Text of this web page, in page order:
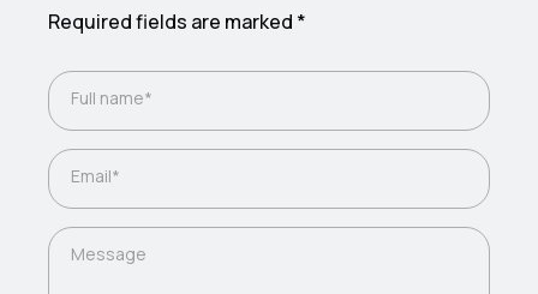
Required fields are marked *
Full name*
Email*
Message